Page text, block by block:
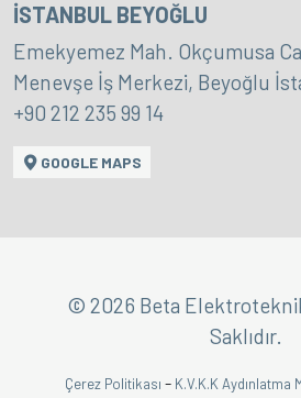
İSTANBUL BEYOĞLU
Emekyemez Mah. Okçumusa
Menevşe İş Merkezi, Beyoğlu
+90 212 235 99 14
GOOGLE MAPS
© 2026 Beta
Saklıdır.
Çerez Politikası - K.V.K.K Aydınlatma